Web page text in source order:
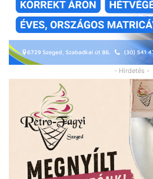
- Hirdetés -